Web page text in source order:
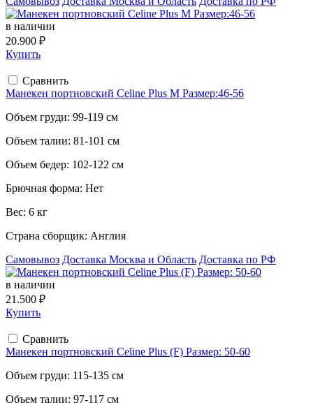
в наличии
20.900 ₽
Купить
Сравнить
Манекен портновский Celine Plus M Размер:46-56
Объем груди: 99-119 см
Объем талии: 81-101 см
Объем бедер: 102-122 см
Брючная форма: Нет
Вес: 6 кг
Страна сборщик: Англия
Самовывоз Доставка Москва и Область Доставка по РФ
в наличии
21.500 ₽
Купить
Сравнить
Манекен портновский Celine Plus (F) Размер: 50-60
Объем груди: 115-135 см
Объем талии: 97-117 см